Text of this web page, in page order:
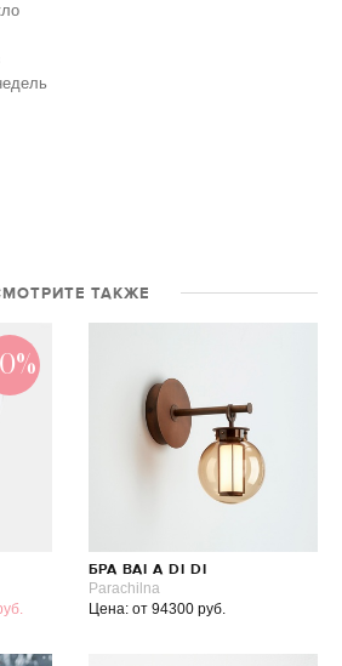
ТАКЖЕ
БРА BAI A DI DI
Parachilna
Цена: от 94300 руб.